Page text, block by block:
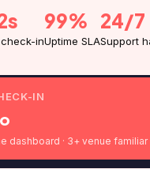
in
99%
Uptime SLA
24/7
Support
IN
dashboard · 3+ venue familiar